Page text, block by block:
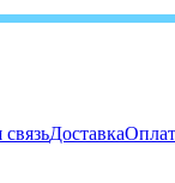
Доставка